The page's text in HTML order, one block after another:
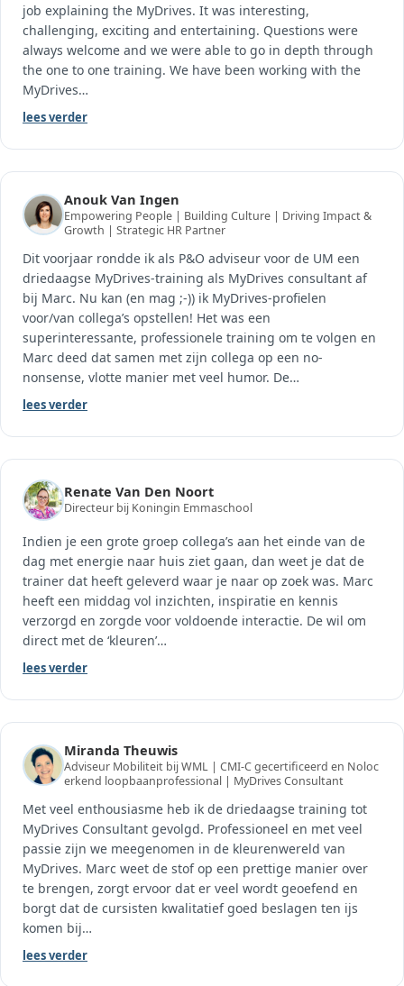
job explaining the MyDrives. It was interesting,
challenging, exciting and entertaining. Questions were
always welcome and we were able to go in depth through
the one to one training. We have been working with the
MyDrives…
lees verder
Anouk Van Ingen
Empowering People | Building Culture | Driving Impact &
Growth | Strategic HR Partner
Dit voorjaar rondde ik als P&O adviseur voor de UM een
driedaagse MyDrives-training als MyDrives consultant af
bij Marc. Nu kan (en mag ;-)) ik MyDrives-profielen
voor/van collega’s opstellen! Het was een
superinteressante, professionele training om te volgen en
Marc deed dat samen met zijn collega op een no-
nonsense, vlotte manier met veel humor. De…
lees verder
Renate Van Den Noort
Directeur bij Koningin Emmaschool
Indien je een grote groep collega’s aan het einde van de
dag met energie naar huis ziet gaan, dan weet je dat de
trainer dat heeft geleverd waar je naar op zoek was. Marc
heeft een middag vol inzichten, inspiratie en kennis
verzorgd en zorgde voor voldoende interactie. De wil om
direct met de ‘kleuren’…
lees verder
Miranda Theuwis
Adviseur Mobiliteit bij WML | CMI-C gecertificeerd en Noloc
erkend loopbaanprofessional | MyDrives Consultant
Met veel enthousiasme heb ik de driedaagse training tot
MyDrives Consultant gevolgd. Professioneel en met veel
passie zijn we meegenomen in de kleurenwereld van
MyDrives. Marc weet de stof op een prettige manier over
te brengen, zorgt ervoor dat er veel wordt geoefend en
borgt dat de cursisten kwalitatief goed beslagen ten ijs
komen bij…
lees verder